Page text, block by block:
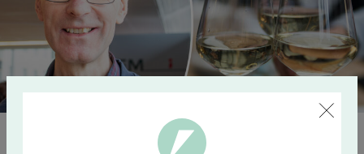
Rapport: Sverige har bytt spriten